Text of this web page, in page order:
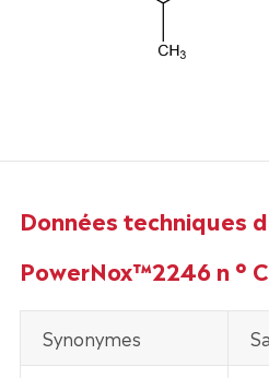
Données techniques
PowerNox™2246 n °
Synonymes